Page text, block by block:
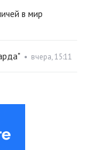
в мир
• вчера, 15:11